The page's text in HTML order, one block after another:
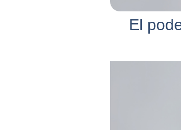
El